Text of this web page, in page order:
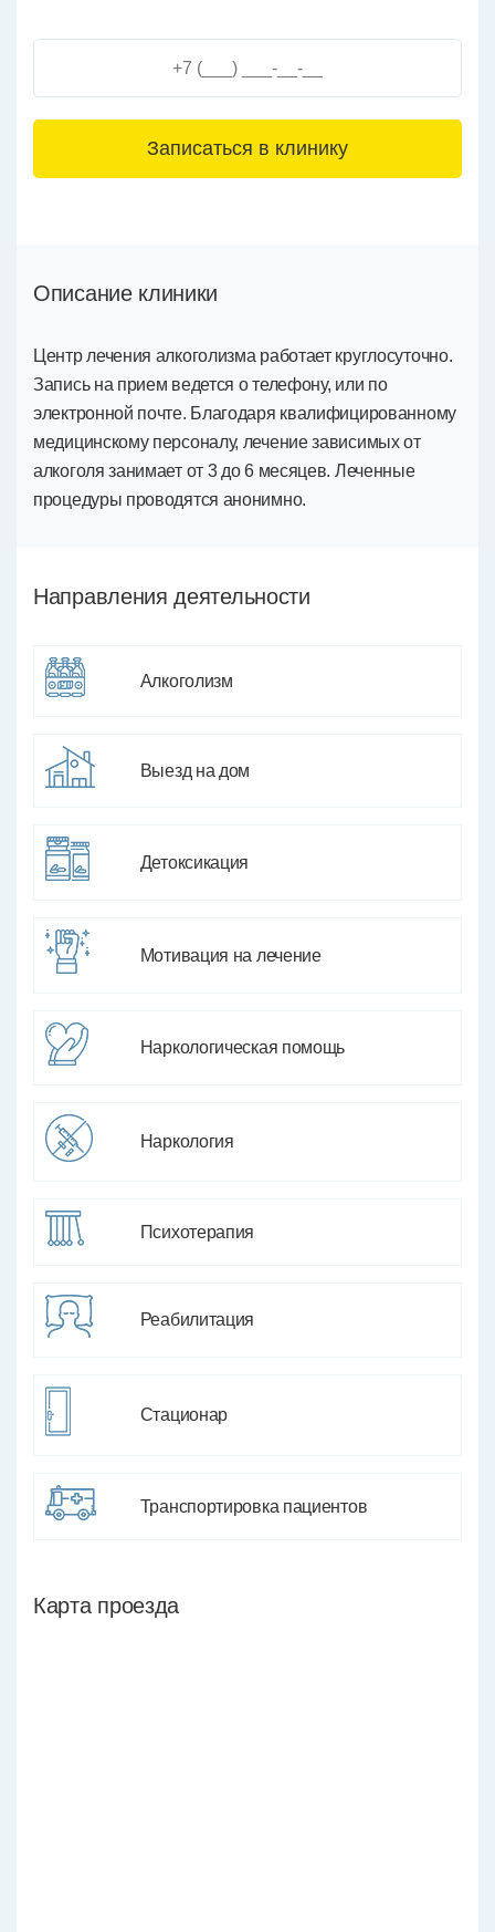
3+6=
Описание клиники
Центр лечения алкоголизма работает круглосуточно.
Запись на прием ведется о телефону, или по
электронной почте. Благодаря квалифицированному
медицинскому персоналу, лечение зависимых от
алкоголя занимает от 3 до 6 месяцев. Леченные
процедуры проводятся анонимно.
Направления деятельности
Алкоголизм
Выезд на дом
Детоксикация
Мотивация на лечение
Наркологическая помощь
Наркология
Психотерапия
Реабилитация
Стационар
Транспортировка пациентов
Карта проезда